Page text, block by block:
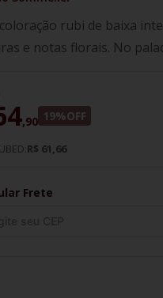
rubi de baixa
e notas florais. No
,90 19%OFF
R$ 61,66
Frete